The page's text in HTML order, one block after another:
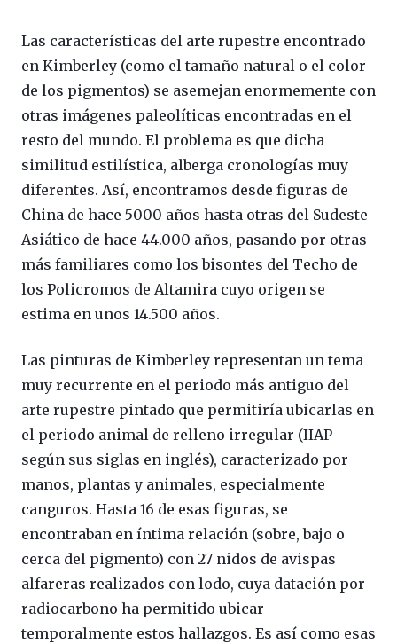
Las características del arte rupestre encontrado
en Kimberley (como el tamaño natural o el color
de los pigmentos) se asemejan enormemente con
otras imágenes paleolíticas encontradas en el
resto del mundo. El problema es que dicha
similitud estilística, alberga cronologías muy
diferentes. Así, encontramos desde figuras de
China de hace 5000 años hasta otras del Sudeste
Asiático de hace 44.000 años, pasando por otras
más familiares como los bisontes del Techo de
los Policromos de Altamira cuyo origen se
estima en unos 14.500 años.
Las pinturas de Kimberley representan un tema
muy recurrente en el periodo más antiguo del
arte rupestre pintado que permitiría ubicarlas en
el periodo animal de relleno irregular (IIAP
según sus siglas en inglés), caracterizado por
manos, plantas y animales, especialmente
canguros. Hasta 16 de esas figuras, se
encontraban en íntima relación (sobre, bajo o
cerca del pigmento) con 27 nidos de avispas
alfareras realizados con lodo, cuya datación por
radiocarbono ha permitido ubicar
temporalmente estos hallazgos. Es así como esas